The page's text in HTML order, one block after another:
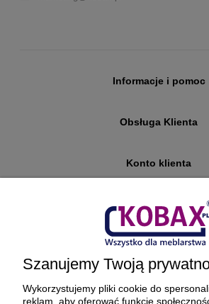
Informacje i pomoc
Obsługa Klienta
Konto klienta
Płatności i dostawa
Ciekawostki
O firmie
Szanujemy Twoją
Wykorzystujemy pliki cookie do
reklam, aby oferować funkcje